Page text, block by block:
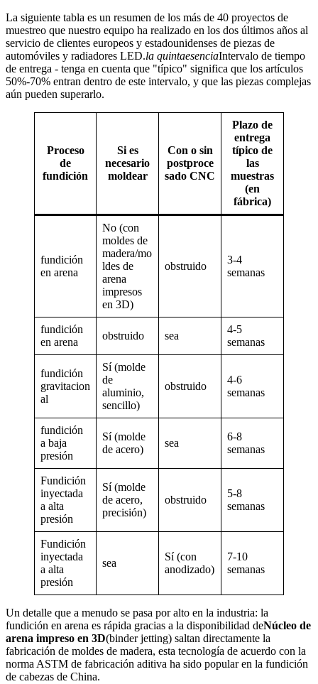
La siguiente tabla es un resumen de los más de 40 proyectos de
muestreo que nuestro equipo ha realizado en los dos últimos años al
servicio de clientes europeos y estadounidenses de piezas de
automóviles y radiadores LED.la quintaesenciaIntervalo de tiempo
de entrega - tenga en cuenta que "típico" significa que los artículos
50%-70% entran dentro de este intervalo, y que las piezas complejas
aún pueden superarlo.
Proceso
de
fundición
Si es
necesario
moldear
Con o sin
postproce
sado CNC
Plazo de
entrega
típico de
las
muestras
(en
fábrica)
fundición
en arena
No (con
moldes de
madera/mo
ldes de
arena
impresos
en 3D)
obstruido
3-4
semanas
fundición
en arena
obstruido sea
4-5
semanas
fundición
gravitacion
al
Sí (molde
de
aluminio,
sencillo)
obstruido
4-6
semanas
fundición
a baja
presión
Sí (molde
de acero)
sea
6-8
semanas
Fundición
inyectada
a alta
presión
Sí (molde
de acero,
precisión)
obstruido
5-8
semanas
Fundición
inyectada
a alta
presión
sea
Sí (con
anodizado)
7-10
semanas
Un detalle que a menudo se pasa por alto en la industria: la
fundición en arena es rápida gracias a la disponibilidad deNúcleo de
arena impreso en 3D(binder jetting) saltan directamente la
fabricación de moldes de madera, esta tecnología de acuerdo con la
norma ASTM de fabricación aditiva ha sido popular en la fundición
de cabezas de China.